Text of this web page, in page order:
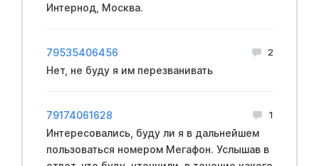
Интернод, Москва.
79535406456 2
Нет, не буду я им перезванивать
79174061628 1
Интересовались, буду ли я в дальнейшем
пользоваться номером Мегафон. Услышав в